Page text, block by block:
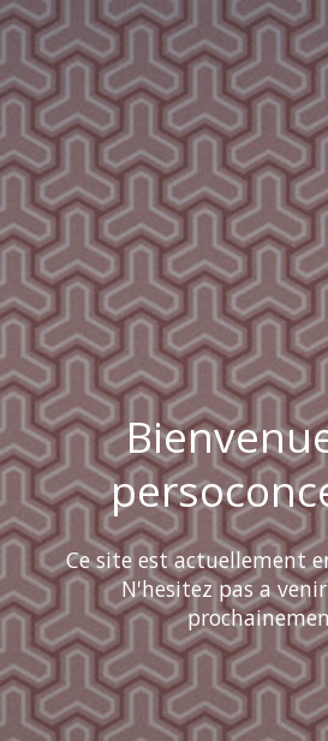
Ce site est actuellement
N'hesitez pas a